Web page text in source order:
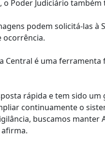
Poder Judiciário
podem solicitá-las à
ocorrência.
Central é uma
rápida e tem sido
continuamente o
buscamos manter
afirma.